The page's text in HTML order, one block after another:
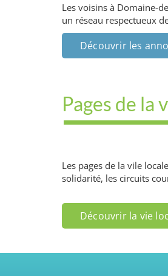
Les voisins à Domaine-
un réseau respectueux
Découvrir les
Pages de la
Les pages de la vile
solidarité, les circuits
Découvrir la vie